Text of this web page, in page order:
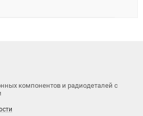
компонентов и радиодеталей с